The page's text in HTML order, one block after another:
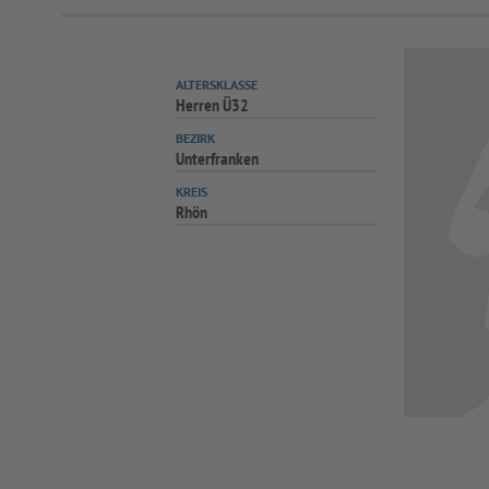
ALTERSKLASSE
Herren Ü32
BEZIRK
Unterfranken
KREIS
Rhön